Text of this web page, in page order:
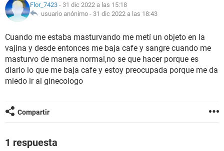
NUTRICIÓN
BIENESTAR
SEXUALIDAD
Flor_7423 - 31 dic 2022 a las 15:18
usuario anónimo - 31 dic 2022 a las 18:43
Cuando me estaba masturvando me metí un objeto en la
vajina y desde entonces me baja cafe y sangre cuando me
masturvo de manera normal,no se que hacer porque es
diario lo que me baja cafe y estoy preocupada porque me da
miedo ir al ginecologo
Compartir
1 respuesta